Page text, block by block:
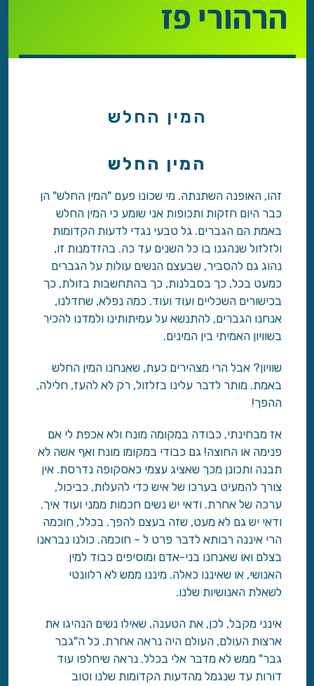
הרהורי פז
המין החלש
המין החלש
זהו, האופנה השתנתה. מי שכונו פעם "המין החלש" הן
כבר היום חזקות ותכופות אני שומע כי המין החלש
באמת הם הגברים. גל טבעי נגדי לדעות הקדומות
ולזלזול שנהגנו בו כל השנים עד כה. בהזדמנות זו,
נהוג גם להסביר, שבעצם הנשים עולות על הגברים
כמעט בכל, כך בסבלנות, כך בהתחשבות בזולת, כך
בכישורים השכליים ועוד ועוד. כמה נפלא, שחדלנו,
אנחנו הגברים, להתנשא על עמיתותינו ולמדנו להכיר
בשוויון האמיתי בין המינים.
שוויון? אבל הרי מצהירים כעת, שאנחנו המין החלש
באמת. מותר לדבר עלינו בזלזול, רק לא להעז, חלילה,
ההפך!
אז מבחינתי, כבודה במקומה מונח ולא אכפת לי אם
פנימה או החוצה! גם כבודי במקומו מונח ואף אשה לא
תבנה ותכונן מכך שאציג עצמי כאסקופה נדרסת. אין
צורך להמעיט בערכו של איש כדי להעלות, כביכול,
ערכה של אחרת. ודאי יש נשים חכמות ממני ועוד איך.
ודאי יש גם לא מעט, שזה בעצם להפך. בכלל, חוכמה
הרי איננה רבותא לדבר פרט ל – חוכמה. כולנו נבראנו
בצלם ואו שאנחנו בני-אדם ומוסיפים כבוד למין
האנושי, או שאיננו כאלה. מיננו ממש לא רלוונטי
לשאלת האנושיות שלנו.
אינני מקבל, לכן, את הטענה, שאילו נשים הנהיגו את
ארצות העולם, העולם היה נראה אחרת. כל ה"גבר
גבר" ממש לא מדבר אלי בכלל. נראה שיחלפו עוד
דורות עד שנגמל מהדעות הקדומות שלנו וטוב